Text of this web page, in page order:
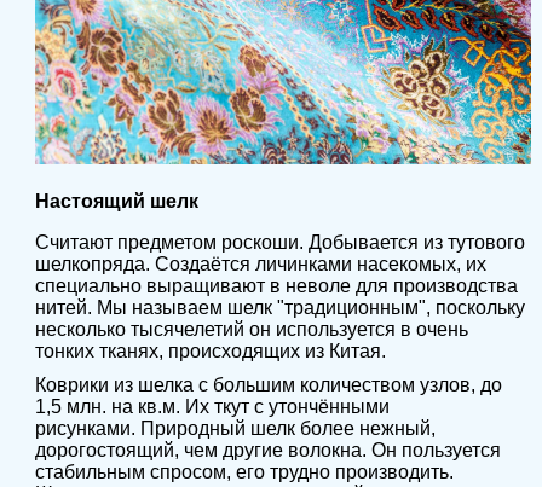
Настоящий шелк
Считают предметом роскоши. Добывается из тутового
шелкопряда. Создаётся личинками насекомых, их
специально выращивают в неволе для производства
нитей. Мы называем шелк "традиционным", поскольку
несколько тысячелетий он используется в очень
тонких тканях, происходящих из Китая.
Коврики из шелка с большим количеством узлов, до
1,5 млн. на кв.м. Их ткут с утончёнными
рисунками. Природный шелк более нежный,
дорогостоящий, чем другие волокна. Он пользуется
стабильным спросом, его трудно производить.